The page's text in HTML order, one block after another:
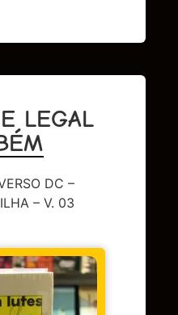
LEGAL
DC –
– V. 03